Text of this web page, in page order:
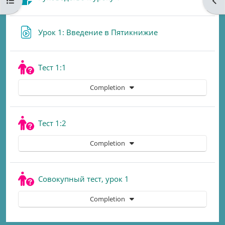
Урок 1: Введение в ПятикнижиеURL
Тест 1:1
Completion
Тест 1:2
Completion
Совокупный тест, урок 1
Completion